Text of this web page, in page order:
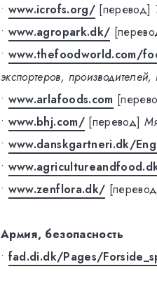
• www.icrofs.org/ [перевод]
• www.agropark.dk/
• www.thefoodworld.com/
экспортеров,
• www.arlafoods.com
• www.bhj.com/ [перевод]
• www.danskgartneri.dk/
•
• www.zenflora.dk/
Армия, безопасность
• fad.di.dk/Pages/